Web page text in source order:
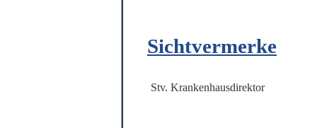
Sichtvermerke
Stv. Krankenhausdirektor